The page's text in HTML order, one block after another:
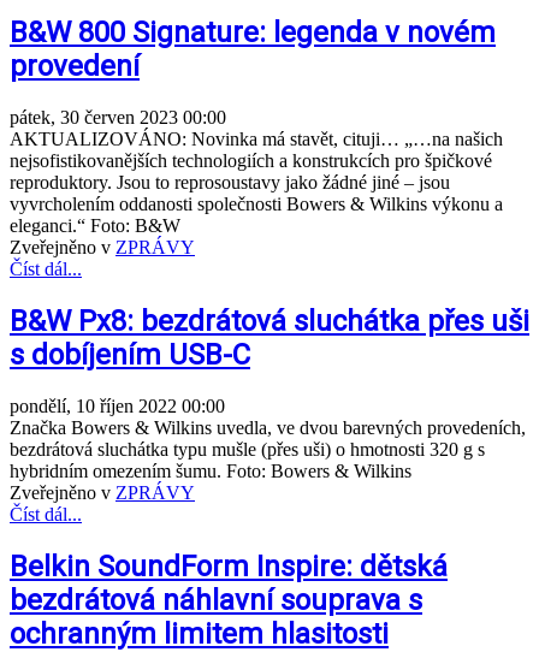
B&W 800 Signature: legenda v novém
provedení
pátek, 30 červen 2023 00:00
AKTUALIZOVÁNO: Novinka má stavět, cituji… „…na našich
nejsofistikovanějších technologiích a konstrukcích pro špičkové
reproduktory. Jsou to reprosoustavy jako žádné jiné – jsou
vyvrcholením oddanosti společnosti Bowers & Wilkins výkonu a
eleganci.“ Foto: B&W
Zveřejněno v ZPRÁVY
Číst dál...
B&W Px8: bezdrátová sluchátka přes uši
s dobíjením USB-C
pondělí, 10 říjen 2022 00:00
Značka Bowers & Wilkins uvedla, ve dvou barevných provedeních,
bezdrátová sluchátka typu mušle (přes uši) o hmotnosti 320 g s
hybridním omezením šumu. Foto: Bowers & Wilkins
Zveřejněno v ZPRÁVY
Číst dál...
Belkin SoundForm Inspire: dětská
bezdrátová náhlavní souprava s
ochranným limitem hlasitosti